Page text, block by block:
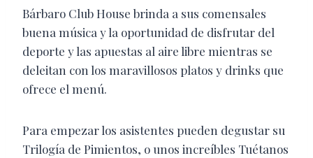
Bárbaro Club House brinda a sus comensales
buena música y la oportunidad de disfrutar del
deporte y las apuestas al aire libre mientras se
deleitan con los maravillosos platos y drinks que
ofrece el menú.
Para empezar los asistentes pueden degustar su
Trilogía de Pimientos, o unos increíbles Tuétanos